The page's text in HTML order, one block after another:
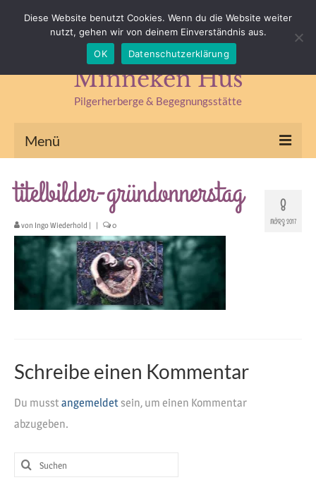
Impressum Datenschutz Kontakt & Anfahrt
Suchen
nach:
Minneken Hus
Pilgerherberge & Begegnungsstätte
Menü
Pilgerherberge
Begegnungsstätte
Seminare & Fasten
Kräuterseminare
Veranstaltungen
8
MÄRZ 2017
titelbilder-gründonnerstag
von Ingo Wiederhold | | 0
Schreibe einen Kommentar
Du musstangemeldetsein, um einen Kommentar
abzugeben.
Suchen
Diese Website benutzt Cookies. Wenn du die Website weiter
nutzt, gehen wir von deinem Einverständnis aus.
OK
Datenschutzerklärung